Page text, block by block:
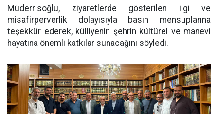
Müderrisoğlu, ziyaretlerde gösterilen ilgi ve
misafirperverlik dolayısıyla basın mensuplarına
teşekkür ederek, külliyenin şehrin kültürel ve manevi
hayatına önemli katkılar sunacağını söyledi.